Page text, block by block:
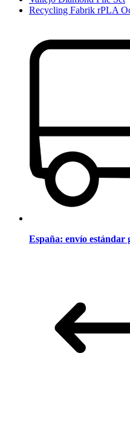
Recycling Fabrik rPLA
España: envío estándar